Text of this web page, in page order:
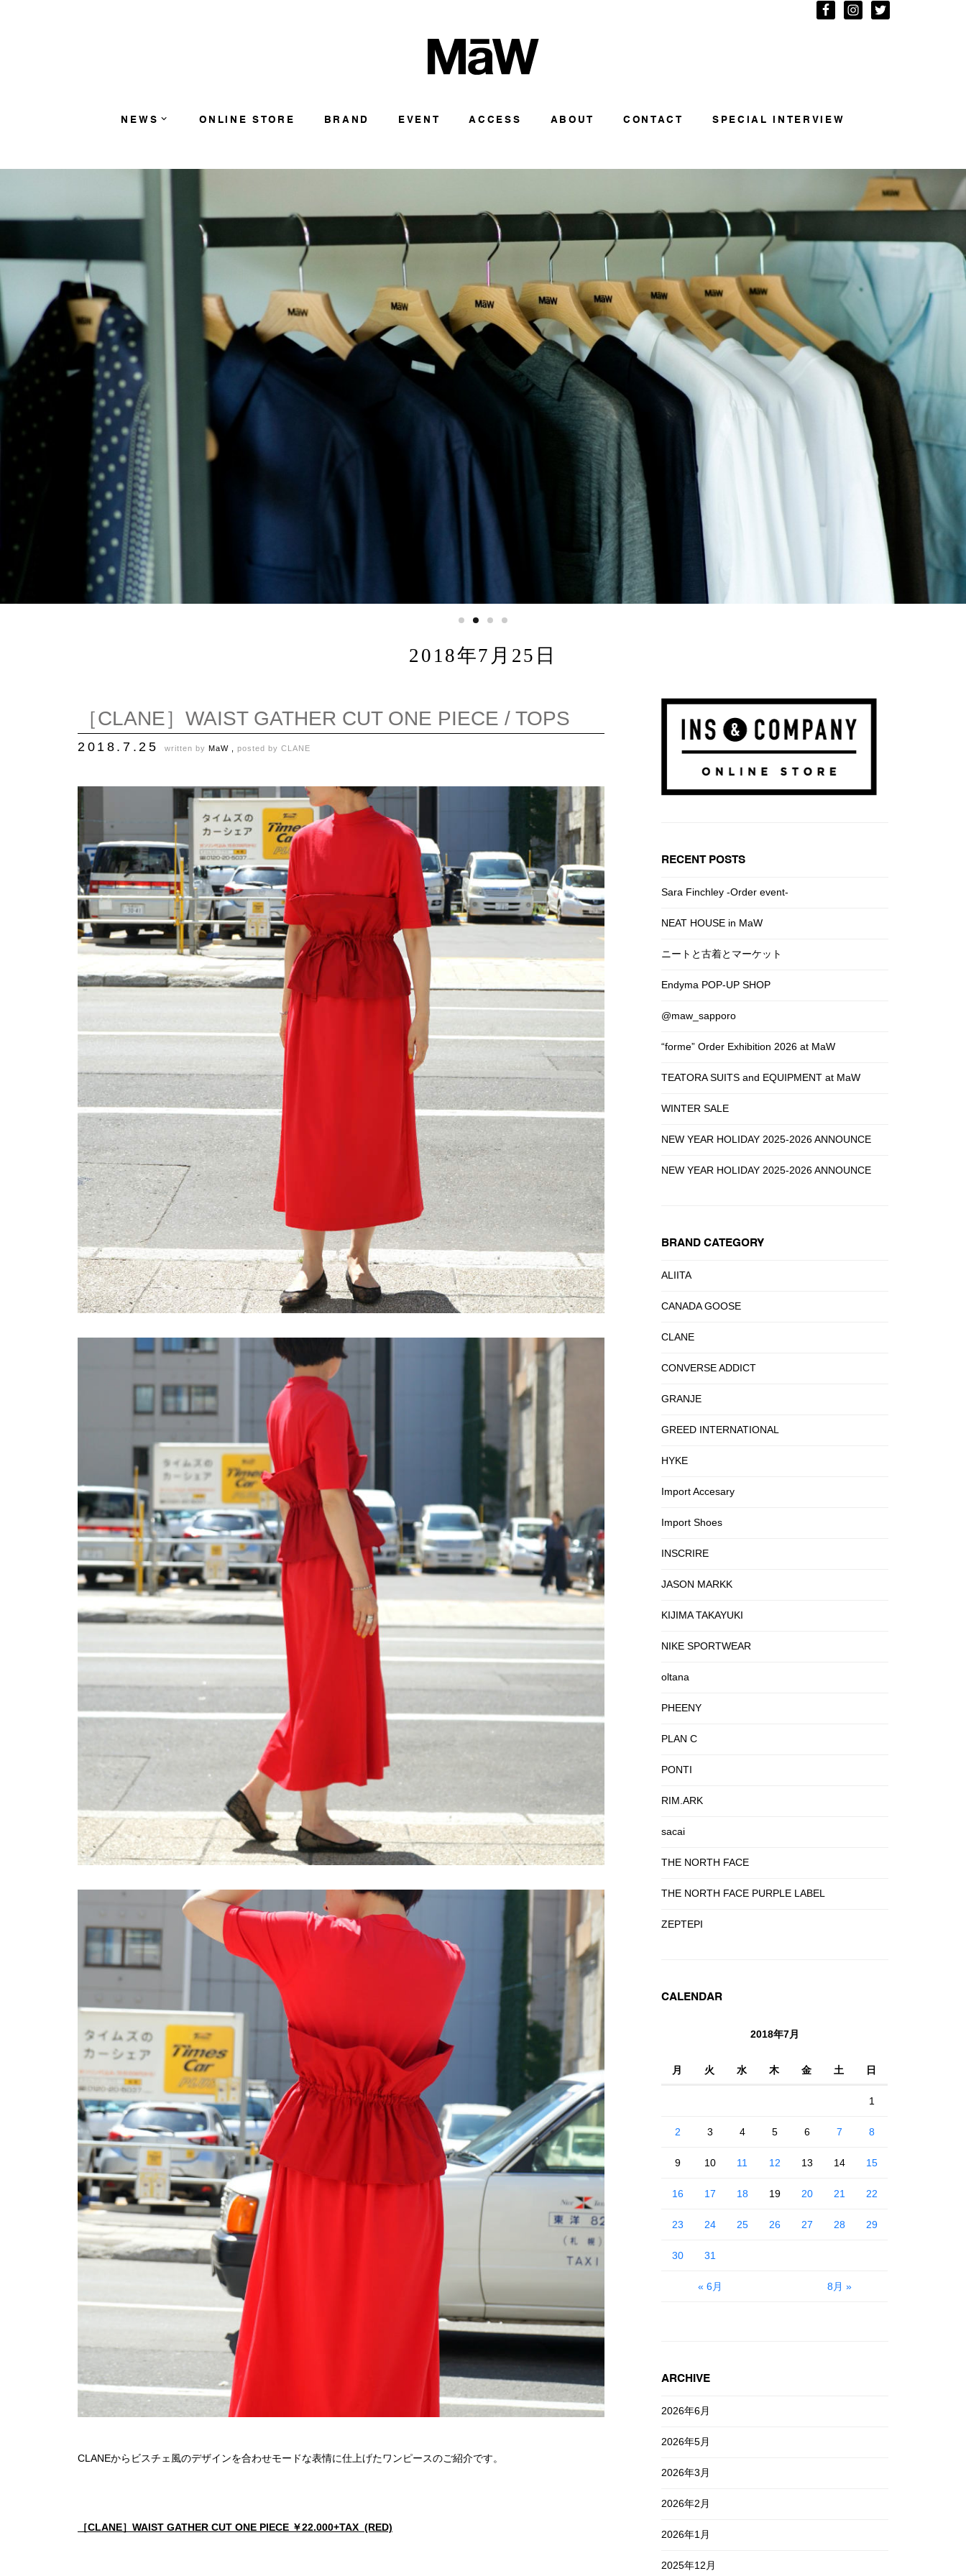
NEWS ONLINE STORE BRAND EVENT ACCESS ABOUT CONTACT SPECIAL INTERVIEW
2018年7月25日
［CLANE］WAIST GATHER CUT ONE PIECE / TOPS
2018.7.25 written by MaW , posted by CLANE
CLANEからビスチェ風のデザインを合わせモードな表情に仕上げたワンピースのご紹介です。
［CLANE］WAIST GATHER CUT ONE PIECE ￥22.000+TAX (RED)
RECENT POSTS
Sara Finchley -Order event-
NEAT HOUSE in MaW
ニートと古着とマーケット
Endyma POP-UP SHOP
@maw_sapporo
“forme” Order Exhibition 2026 at MaW
TEATORA SUITS and EQUIPMENT at MaW
WINTER SALE
NEW YEAR HOLIDAY 2025-2026 ANNOUNCE
NEW YEAR HOLIDAY 2025-2026 ANNOUNCE
BRAND CATEGORY
ALIITA
CANADA GOOSE
CLANE
CONVERSE ADDICT
GRANJE
GREED INTERNATIONAL
HYKE
Import Accesary
Import Shoes
INSCRIRE
JASON MARKK
KIJIMA TAKAYUKI
NIKE SPORTWEAR
oltana
PHEENY
PLAN C
PONTI
RIM.ARK
sacai
THE NORTH FACE
THE NORTH FACE PURPLE LABEL
ZEPTEPI
CALENDAR
2018年7月
月 火 水 木 金 土 日
« 6月 8月 »
1
2 3 4 5 6 7 8
9 10 11 12 13 14 15
16 17 18 19 20 21 22
23 24 25 26 27 28 29
30 31
ARCHIVE
2026年6月
2026年5月
2026年3月
2026年2月
2026年1月
2025年12月